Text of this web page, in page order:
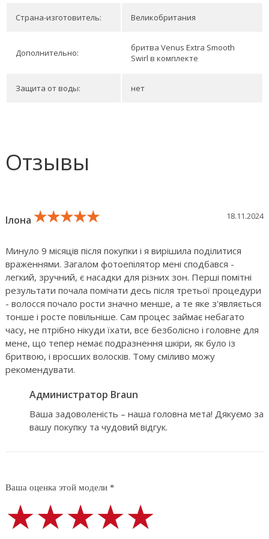
Страна-изготовитель: Великобритания
Дополнительно:
бритва Venus Extra Smooth
Swirl в комплекте
Защита от воды: нет
Отзывы
Ілона ★★★★★
★★★★★
★★★★★ 18.11.2024
Минуло 9 місяців після покупки і я вирішила поділитися
враженнями. Загалом фотоепілятор мені сподбався -
легкий, зручний, є насадки для різних зон. Перші помітні
результати почала помічати десь після третьої процедури
- волосся почало рости значно менше, а те яке з'являється
тонше і росте повільніше. Сам процес займає небагато
часу, не птрібно нікуди їхати, все безболісно і головне для
мене, що тепер немає подразнення шкіри, як було із
бритвою, і вросших волосків. Тому сміливо можу
рекомендувати.
Администратор Braun
Ваша задоволеність – наша головна мета! Дякуємо за
вашу покупку та чудовий відгук.
Ваша оценка этой модели *
★★★★★
★★★★★
★★★★★